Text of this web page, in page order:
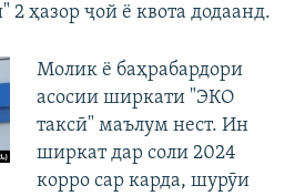
ҳазор ҷой ё квота додаанд.
Молик ё баҳрабардори
асосии ширкати "ЭКО
таксӣ" маълум нест. Ин
ширкат дар соли 2024
корро сар карда, шурӯи